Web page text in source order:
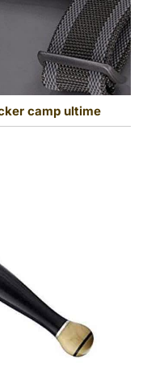
camp ultime